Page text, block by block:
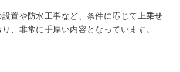
置や防水工事など、条件に応じて上乗せ
、非常に手厚い内容となっています。